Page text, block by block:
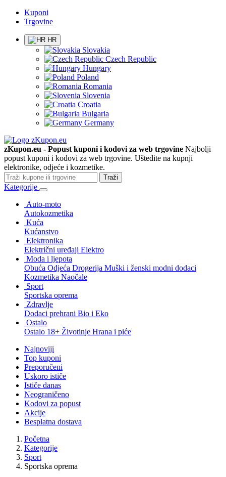
Kuponi
Trgovine
HR
Slovakia
Czech Republic
Hungary
Poland
Romania
Slovenia
Croatia
Bulgaria
Germany
zKupon.eu - Popust kuponi i kodovi za web trgovine Najbolji
popust kuponi i kodovi za web trgovine. Uštedite na kupnji
elektronike, odjeće i kozmetike.
Traži
Kategorije
Auto-moto
Autokozmetika
Kuća
Kućanstvo
Elektronika
Električni uređaji Elektro
Moda i ljepota
Obuća Odjeća Drogerija Muški i ženski modni dodaci
Kozmetika Naočale
Sport
Sportska oprema
Zdravlje
Dodaci prehrani Bio i Eko
Ostalo
Ostalo 18+ Životinje Hrana i piće
Najnoviji
Top kuponi
Preporučeni
Uskoro ističe
Ističe danas
Neograničeno
Kodovi za popust
Akcije
Besplatna dostava
Početna
Kategorije
Sport
Sportska oprema